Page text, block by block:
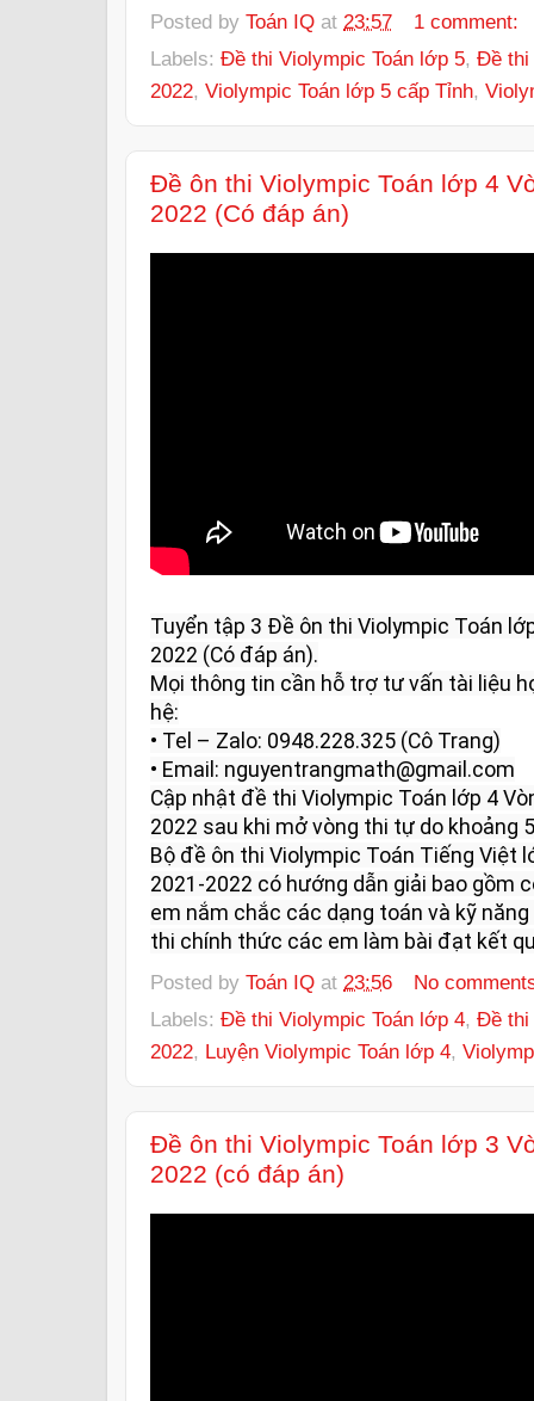
Posted by Toán IQ at 23:57
1 comment:
Labels: Đề thi Violympic Toán lớp 5, Đề thi
2022, Violympic Toán lớp 5 cấp Tỉnh,
Đề ôn thi Violympic Toán lớp 4
2022 (Có đáp án)
Tuyển tập 3 Đề ôn thi Violympic Toán
2022 (Có đáp án).
Mọi thông tin cần hỗ trợ tư vấn tài liệu
hệ:
• Tel – Zalo: 0948.228.325 (Cô Trang)
• Email: nguyentrangmath@gmail.com
Cập nhật đề thi Violympic Toán lớp 4
2022 sau khi mở vòng thi tự do khoảng
Bộ đề ôn thi Violympic Toán Tiếng Việt
2021-2022 có hướng dẫn giải bao gồm
em nắm chắc các dạng toán và kỹ
thi chính thức các em làm bài đạt kết
Posted by Toán IQ at 23:56
No
Labels: Đề thi Violympic Toán lớp 4, Đề thi
2022, Luyện Violympic Toán lớp 4,
Đề ôn thi Violympic Toán lớp 3
2022 (có đáp án)